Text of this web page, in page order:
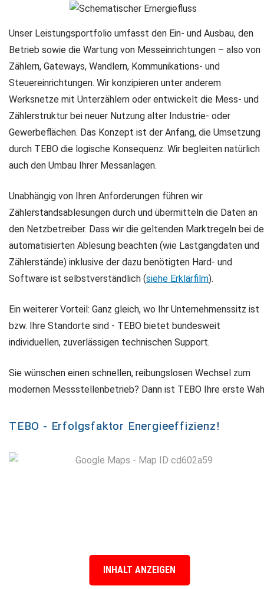
Unser Leistungsportfolio umfasst den Ein- und Ausbau, den
Betrieb sowie die Wartung von Messeinrichtungen – also von
Zählern, Gateways, Wandlern, Kommunikations- und
Steuereinrichtungen. Wir konzipieren unter anderem
Werksnetze mit Unterzählern oder entwickelt die Mess- und
Zählerstruktur bei neuer Nutzung alter Industrie- oder
Gewerbeflächen. Das Konzept ist der Anfang, die Umsetzung
durch TEBO die logische Konsequenz: Wir begleiten natürlich
auch den Umbau Ihrer Messanlagen.
Unabhängig von Ihren Anforderungen führen wir
Zählerstandsablesungen durch und übermitteln die Daten an
den Netzbetreiber. Dass wir die geltenden Marktregeln bei
automatisierten Ablesung beachten (wie Lastgangdaten und
Zählerstände) inklusive der dazu benötigten Hard- und
Software ist selbstverständlich (siehe Erklärfilm).
Ein weiterer Vorteil: Ganz gleich, wo Ihr Unternehmenssitz ist
bzw. Ihre Standorte sind - TEBO bietet bundesweit
individuellen, zuverlässigen technischen Support.
Sie wünschen einen schnellen, reibungslosen Wechsel zum
modernen Messstellenbetrieb? Dann ist TEBO Ihre erste
TEBO - Erfolgsfaktor Energieeffizienz!
INHALT ANZEIGEN